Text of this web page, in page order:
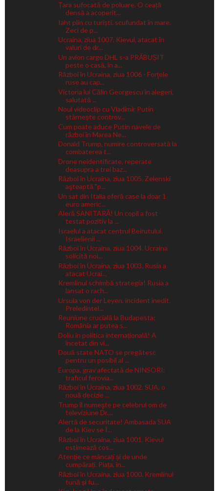
Țara sufocată de poluare. O ceață
densă a acoperit...
Iaht plin cu turiști, scufundat în mare.
Zeci de p...
Ucraina, ziua 1007. Kievul, atacat în
valuri de dr...
Un avion cargo DHL s-a PRĂBUȘIT
peste o casă, în a...
Război în Ucraina, ziua 1006 - Forţele
ruse au cap...
Victoria lui Călin Georgescu în alegeri,
salutată ...
Noul videoclip cu Vladimir Putin
stârnește controv...
Cum poate aduce Putin navele de
război în Marea Ne...
Donald Trump, numire controversată la
combaterea t...
Drone neidentificate, reperate
deasupra a trei baz...
Război în Ucraina, ziua 1005. Zelenski
aşteaptă "p...
Un sat din Italia oferă case la doar 1
euro americ...
Aleră SANITARĂ! Un copil a fost
testat pozitiv la ...
Israelul a atacat centrul Beirutului.
Israelienii ...
Război în Ucraina, ziua 1004. Ucraina
solicită noi...
Război în Ucraina, ziua 1003. Rusia a
atacat Ucrai...
Kremlinul schimbă strategia! Rusia a
lansat o rach...
Ursula von der Leyen, incident inedit.
Preledintel...
Reuniune crucială la Budapesta:
România ar putea s...
Doliu în politica internațională! A
încetat din vi...
Două state NATO se pregătesc
pentru un posibil al ...
Europa, grav afectată de NINSORI:
traficul ferovia...
Război în Ucraina, ziua 1002. SUA, o
nouă decizie ...
Trump îl numeşte pe celebrul om de
televiziune Dr....
Alertă de securitate! Ambasada SUA
de la Kiev se Î...
Război în Ucraina, ziua 1001. Kievul
estimează cos...
Atenție ce mâncați și de unde
cumpărați. Piața, in...
Război în Ucraina, ziua 1000. Kremlinul
tună și fu...